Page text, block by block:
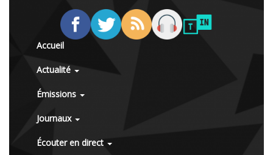
Accueil
Actualité
Émissions
Journaux
Écouter en direct